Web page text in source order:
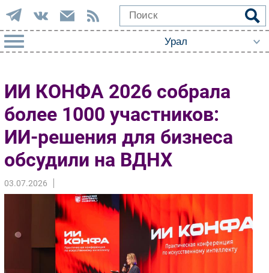
Импорто­замещение
Автоматизация Промышленности
Интернет
Мобильная связь
Фиксированная связь
Интеграция
Рынок ПК
Маркетинг
Торговые сети
Оборудование
ИИ КОНФА 2026 собрала
более 1000 участников:
ИИ-решения для бизнеса
обсудили на ВДНХ
03.07.2026